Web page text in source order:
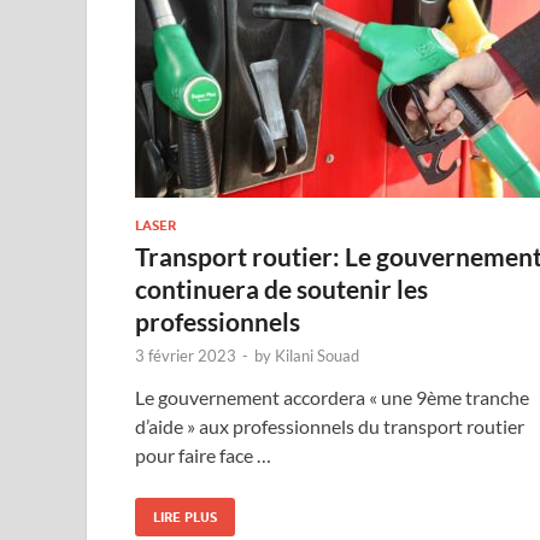
LASER
Transport routier: Le
continuera de soutenir les
professionnels
3 février 2023 - by Kilani Souad
Le gouvernement accordera « une 9ème tranche
d’aide » aux professionnels du transport routier
pour faire face …
LIRE PLUS